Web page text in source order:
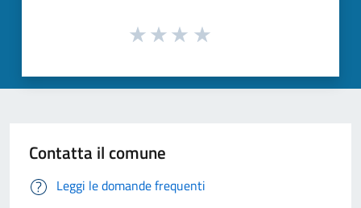
Contatta il comune
Leggi le domande frequenti